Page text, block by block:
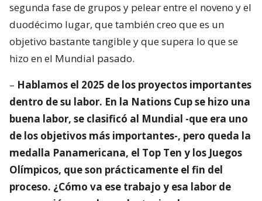
segunda fase de grupos y pelear entre el noveno y el
duodécimo lugar, que también creo que es un
objetivo bastante tangible y que supera lo que se
hizo en el Mundial pasado.
– Hablamos el 2025 de los proyectos importantes
dentro de su labor. En la Nations Cup se hizo una
buena labor, se clasificó al Mundial -que era uno
de los objetivos más importantes-, pero queda la
medalla Panamericana, el Top Ten y los Juegos
Olímpicos, que son prácticamente el fin del
proceso. ¿Cómo va ese trabajo y esa labor de